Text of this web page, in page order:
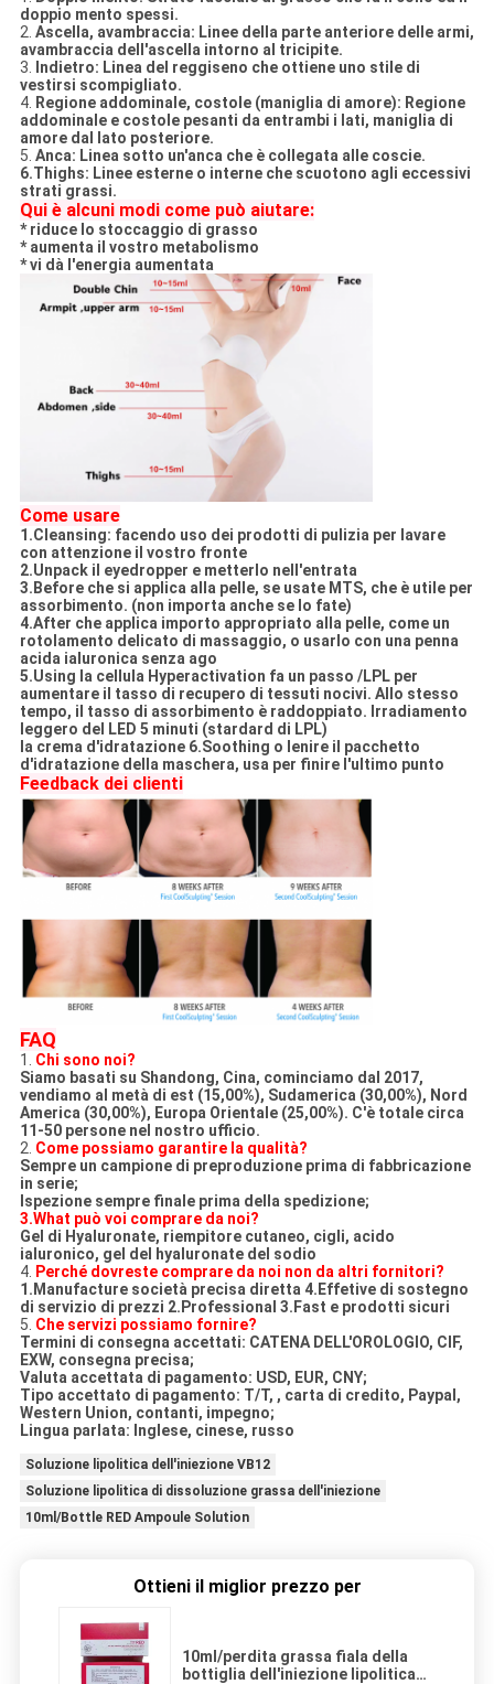
doppio mento spessi.
2. Ascella, avambraccia: Linee della parte anteriore delle armi,
avambraccia dell'ascella intorno al tricipite.
3.
Indietro: Linea del reggiseno che ottiene uno stile di
vestirsi scompigliato.
4. Regione addominale, costole (maniglia di amore): Regione
addominale e costole pesanti da entrambi i lati, maniglia di
amore dal lato posteriore.
5. Anca: Linea sotto un'anca che è collegata alle coscie.
6.Thighs: Linee esterne o interne che scuotono agli eccessivi
strati grassi.
Qui è alcuni modi come può aiutare:
* riduce lo stoccaggio di grasso
* aumenta il vostro metabolismo
* vi dà l'energia aumentata
Come usare
1.Cleansing: facendo uso dei prodotti di pulizia per lavare
con attenzione il vostro fronte
2.Unpack il eyedropper e metterlo nell'entrata
3.Before che si applica alla pelle, se usate MTS, che è utile per
assorbimento. (non importa anche se lo fate)
4.After che applica importo appropriato alla pelle, come un
rotolamento delicato di massaggio, o usarlo con una penna
acida ialuronica senza ago
5.Using la cellula Hyperactivation fa un passo /LPL per
aumentare il tasso di recupero di tessuti nocivi. Allo stesso
tempo, il tasso di assorbimento è raddoppiato. Irradiamento
leggero del LED 5 minuti (stardard di LPL)
la crema d'idratazione 6.Soothing o lenire il pacchetto
d'idratazione della maschera, usa per finire l'ultimo punto
Feedback dei clienti
FAQ
1. Chi sono noi?
Siamo basati su Shandong, Cina, cominciamo dal 2017,
vendiamo al metà di est (15,00%), Sudamerica (30,00%), Nord
America (30,00%), Europa Orientale (25,00%). C'è totale circa
11-50 persone nel nostro ufficio.
2. Come possiamo garantire la qualità?
Sempre un campione di preproduzione prima di fabbricazione
in serie;
Ispezione sempre finale prima della spedizione;
3.What può voi comprare da noi?
Gel di Hyaluronate, riempitore cutaneo, cigli, acido
ialuronico, gel del hyaluronate del sodio
4. Perché dovreste comprare da noi non da altri fornitori?
1.Manufacture società precisa diretta 4.Effetive di sostegno
di servizio di prezzi 2.Professional 3.Fast e prodotti sicuri
5. Che servizi possiamo fornire?
Termini di consegna accettati: CATENA DELL'OROLOGIO, CIF,
EXW, consegna precisa;
Valuta accettata di pagamento: USD, EUR, CNY;
Tipo accettato di pagamento: T/T, , carta di credito, Paypal,
Western Union, contanti, impegno;
Lingua parlata: Inglese, cinese, russo
Soluzione lipolitica dell'iniezione VB12
Soluzione lipolitica di dissoluzione grassa dell'iniezione
10ml/Bottle RED Ampoule Solution
Ottieni il miglior prezzo per
10ml/perdita grassa fiala della
bottiglia dell'iniezione lipolitica